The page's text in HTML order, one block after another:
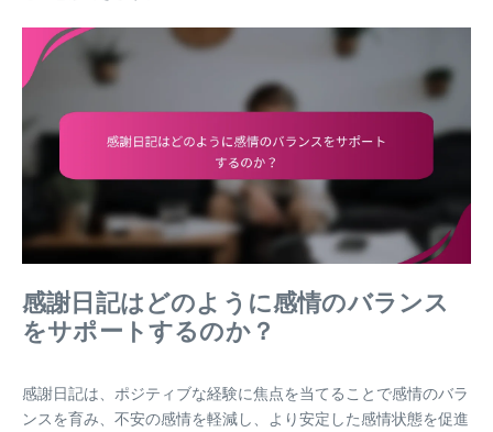
感謝日記はどのように感情のバランス
をサポートするのか？
感謝日記は、ポジティブな経験に焦点を当てることで感情のバラ
ンスを育み、不安の感情を軽減し、より安定した感情状態を促進